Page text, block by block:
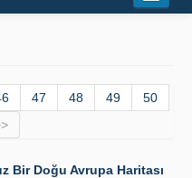
47 48 49
50
Bir Doğu Avrupa Haritası